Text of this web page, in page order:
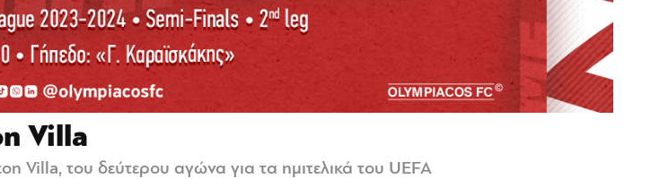
Villa
Villa, του δεύτερου αγώνα για τα ημιτελικά του UEFA